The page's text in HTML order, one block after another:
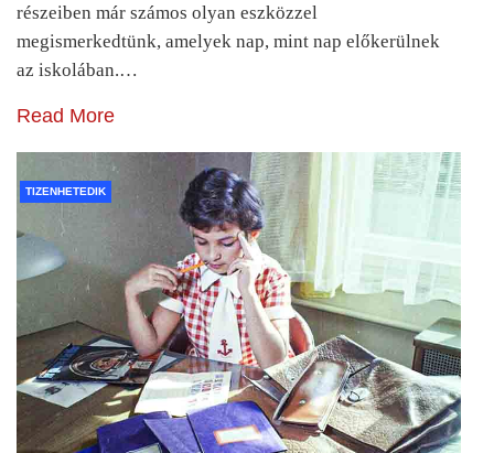
részeiben már számos olyan eszközzel
megismerkedtünk, amelyek nap, mint nap előkerülnek
az iskolában.…
Read More
TIZENHETEDIK